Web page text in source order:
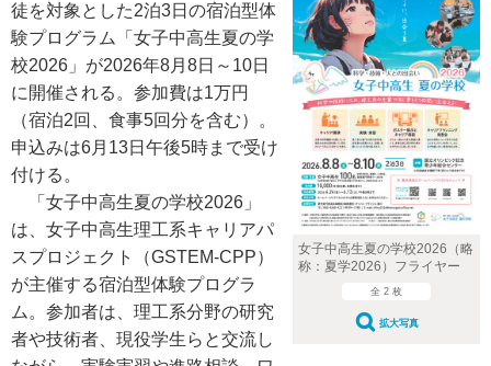
女子中高生夏の学校2026（略
称：夏学2026）フライヤー
全 2 枚
拡大写真
徒を対象とした2泊3日の宿泊型体
験プログラム「女子中高生夏の学
校2026」が2026年8月8日～10日
に開催される。参加費は1万円
（宿泊2回、食事5回分を含む）。
申込みは6月13日午後5時まで受け
付ける。
「女子中高生夏の学校2026」
は、女子中高生理工系キャリアパ
スプロジェクト（GSTEM-CPP）
が主催する宿泊型体験プログラ
ム。参加者は、理工系分野の研究
者や技術者、現役学生らと交流し